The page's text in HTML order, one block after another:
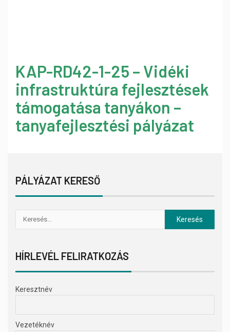
KAP-RD42-1-25 – Vidéki
infrastruktúra fejlesztések
támogatása tanyákon –
tanyafejlesztési pályázat
PÁLYÁZAT KERESŐ
HÍRLEVÉL FELIRATKOZÁS
Keresztnév
Vezetéknév